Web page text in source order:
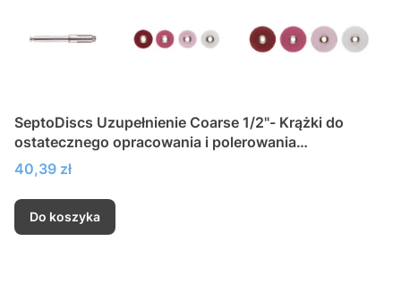
SeptoDiscs Uzupełnienie Coarse 1/2"- Krążki do
ostatecznego opracowania i polerowania
kompozytów
Cena
40,39 zł
Do koszyka